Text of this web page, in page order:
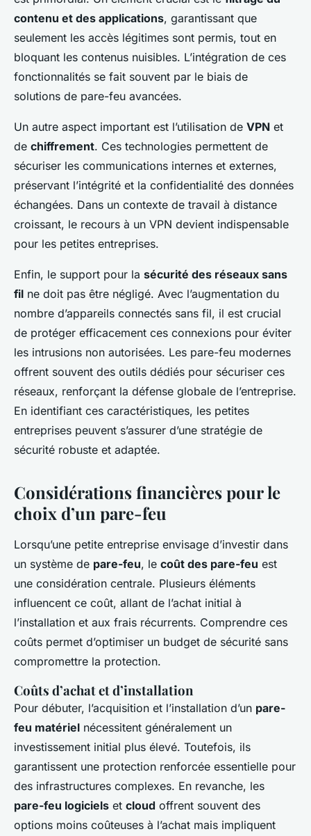
contenu et des applications, garantissant que
seulement les accès légitimes sont permis, tout en
bloquant les contenus nuisibles. L’intégration de ces
fonctionnalités se fait souvent par le biais de
solutions de pare-feu avancées.
Un autre aspect important est l’utilisation de VPN et
de chiffrement. Ces technologies permettent de
sécuriser les communications internes et externes,
préservant l’intégrité et la confidentialité des données
échangées. Dans un contexte de travail à distance
croissant, le recours à un VPN devient indispensable
pour les petites entreprises.
Enfin, le support pour la sécurité des réseaux sans
fil ne doit pas être négligé. Avec l’augmentation du
nombre d’appareils connectés sans fil, il est crucial
de protéger efficacement ces connexions pour éviter
les intrusions non autorisées. Les pare-feu modernes
offrent souvent des outils dédiés pour sécuriser ces
réseaux, renforçant la défense globale de l’entreprise.
En identifiant ces caractéristiques, les petites
entreprises peuvent s’assurer d’une stratégie de
sécurité robuste et adaptée.
Considérations financières pour le
choix d’un pare-feu
Lorsqu’une petite entreprise envisage d’investir dans
un système de pare-feu, le coût des pare-feu est
une considération centrale. Plusieurs éléments
influencent ce coût, allant de l’achat initial à
l’installation et aux frais récurrents. Comprendre ces
coûts permet d’optimiser un budget de sécurité sans
compromettre la protection.
Coûts d’achat et d’installation
Pour débuter, l’acquisition et l’installation d’un pare-
feu matériel nécessitent généralement un
investissement initial plus élevé. Toutefois, ils
garantissent une protection renforcée essentielle pour
des infrastructures complexes. En revanche, les
pare-feu logiciels et cloud offrent souvent des
options moins coûteuses à l’achat mais impliquent